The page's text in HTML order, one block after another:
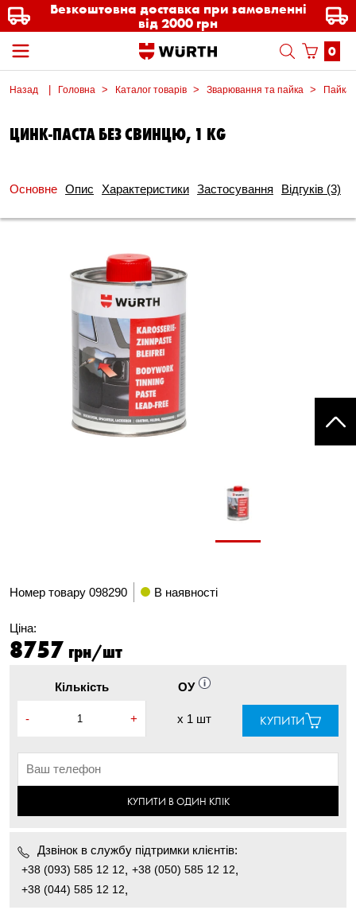
Безкоштовна доставка при замовленні
від 2000 грн
0
Назад Головна Каталог товарів Зварювання та пайка Пайка
ЦИНК-ПАСТА БЕЗ СВИНЦЮ, 1 KG
Основне Опис Характеристики Застосування Відгуків (3)
Номер товару 098290 В наявності
Ціна:
8757 грн/шт
Кількість
- +
ОУ
x 1 шт КУПИТИ
КУПИТИ В ОДИН КЛІК
Дзвінок в службу підтримки клієнтів:
+38 (093) 585 12 12, +38 (050) 585 12 12,
+38 (044) 585 12 12,